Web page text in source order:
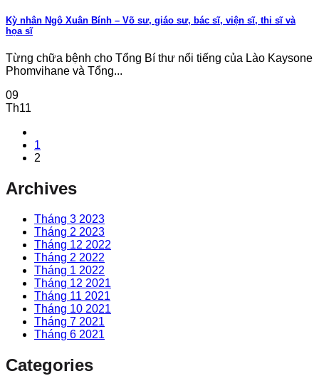
Kỳ nhân Ngô Xuân Bính – Võ sư, giáo sư, bác sĩ, viện sĩ, thi sĩ và
họa sĩ
Từng chữa bệnh cho Tổng Bí thư nổi tiếng của Lào Kaysone
Phomvihane và Tổng...
09
Th11
1
2
Archives
Tháng 3 2023
Tháng 2 2023
Tháng 12 2022
Tháng 2 2022
Tháng 1 2022
Tháng 12 2021
Tháng 11 2021
Tháng 10 2021
Tháng 7 2021
Tháng 6 2021
Categories